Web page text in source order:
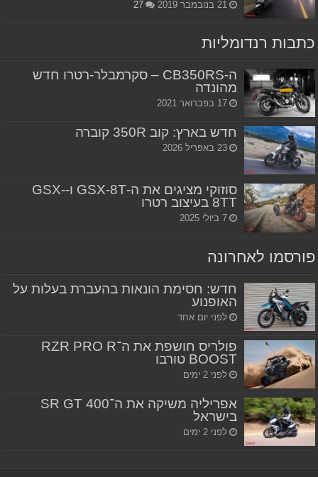
21 בנובמבר 2019 27
כתבות רנדומליות
ה-CB350RS – סקרמבלר-רטרו חדש
מהונדה
17 בפברואר 2021
חדש בארץ: קוב 350R קוברה
23 באפריל 2026
סוזוקי מציגים את ה-GSX-8T ו-GSX-
8TT בעיצוב רטרו
7 ביולי 2025
פורסמו לאחרונה
חדש: חסימת הונאות בהעברת בעלות על
האופנוע
לפני יום אחד
פולריס חושפת את ה־RZR PRO R
BOOST טורבו
לפני 2 ימים
אפריליה משיקה את ה־SR GT 400
בישראל
לפני 2 ימים